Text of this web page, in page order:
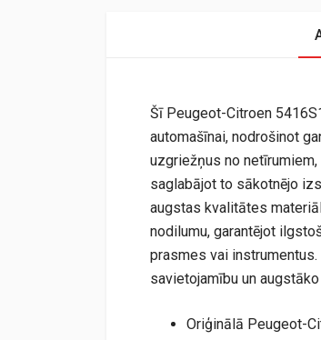
Šī Peugeot-Citroen
automašīnai, nodrošinot
uzgriežņus no
saglabājot to sākotnējo
augstas kvalitātes
nodilumu, garantējot
prasmes vai
savietojamību un
Oriģinālā Peugeot-